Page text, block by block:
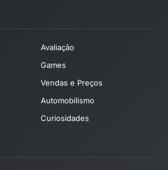
Avaliação
Games
Vendas e Preços
Automobilismo
Curiosidades